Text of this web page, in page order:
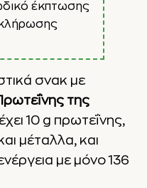
έκπτωσης
σνακ με
της
10 g πρωτεΐνης,
μέταλλα, και
με μόνο 136